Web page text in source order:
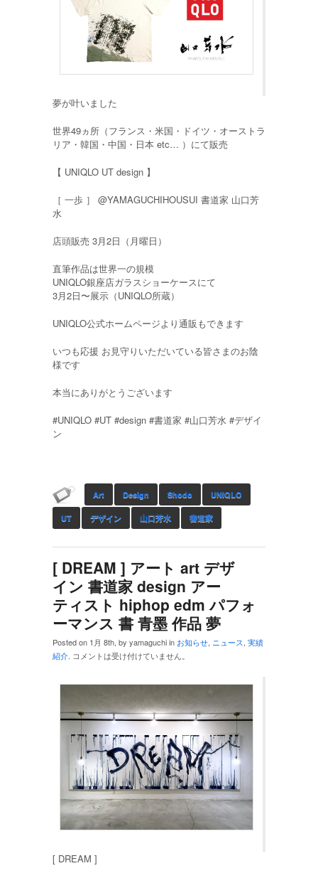
夢が叶いました
世界49ヵ所（フランス・米国・ドイツ・オーストラ
リア・韓国・中国・日本 etc… ）にて販売
【 UNIQLO UT design 】
［ 一歩 ］ @YAMAGUCHIHOUSUI 書道家 山口芳
水
店頭販売 3月2日（月曜日）
直筆作品は世界一の規模
UNIQLO銀座店ガラスショーケースにて
3月2日〜展示（UNIQLO所蔵）
UNIQLO公式ホームページより通販もできます
いつも応援 お見守りいただいている皆さまのお陰
様です
本当にありがとうございます
#UNIQLO #UT #design #書道家 #山口芳水 #デザイ
ン
Art Design Shodo UNIQLO
UT デザイン 山口芳水 書道家
[ DREAM ] アート art デザ
イン 書道家 design アー
ティスト hiphop edm パフォ
ーマンス 書 青墨 作品 夢
Posted on 1月 8th, by yamaguchi in お知らせ, ニュース, 実績
紹介. コメントは受け付けていません。
[ DREAM ]